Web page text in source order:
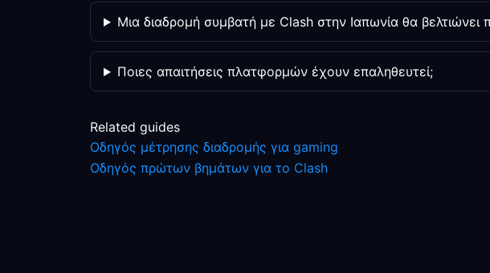
Μια διαδρομή συμβατή με Clash στην Ιαπωνία θα βελτιώνει
Ποιες απαιτήσεις πλατφορμών έχουν επαληθευτεί;
Related guides
Οδηγός μέτρησης διαδρομής για gaming
Οδηγός πρώτων βημάτων για το Clash